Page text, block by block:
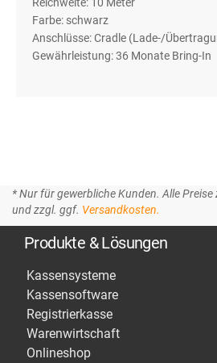
Farbe: schwarz
Anschlüsse: Cradle (Lade-/
Gewährleistung: 36 Monate Bring-In
* Nur für gewerbliche Kunden. Alle
und zzgl. ggf. Versandkosten.
Produkte & Lösungen
Kassensysteme
Kassensoftware
Registrierkasse
Warenwirtschaft
Onlineshop